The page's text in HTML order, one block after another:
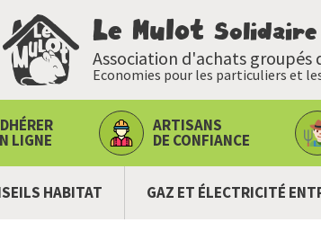
Le Mulot Solidaire
Association d'achats groupés
Economies pour les particuliers et
LIGNE
ARTISANS
DE CONFIANCE
HABITAT GAZ ET ÉLECTRICITÉ